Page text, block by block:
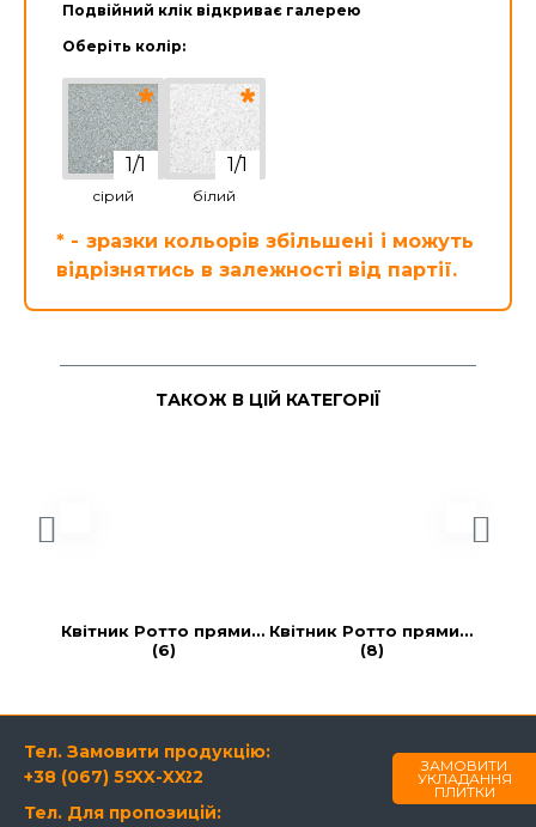
Подвійний клік відкриває галерею
Оберіть колір:
сірий білий
* - зразки кольорів збільшені і можуть
відрізнятись в залежності від партії.
ТАКОЖ В ЦІЙ КАТЕГОРІЇ
Квітник Ротто прямий
(6)
Квітник Ротто прямий
(8)
Тел. Замовити продукцію:
+38 (067) 594-21-22
XX-XX
Тел. Для пропозицій:
ЗАМОВИТИ
УКЛАДАННЯ
ПЛИТКИ